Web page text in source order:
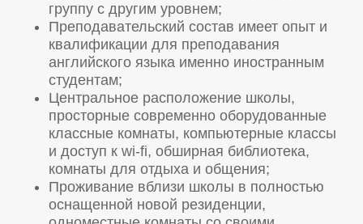
группу с другим уровнем;
Преподавательский состав имеет опыт и
квалификации для преподавания
английского языка именно иностранным
студентам;
Центральное расположение школы,
просторные современно оборудованные
классные комнаты, компьютерные классы
и доступ к wi-fi, обширная библиотека,
комнаты для отдыха и общения;
Проживание вблизи школы в полностью
оснащенной новой резиденции,